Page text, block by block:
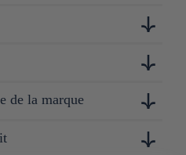
plus ancienne société de
boissons alcoolisées au
(en rachetant notamment le
de la chaleur et de
de la marque